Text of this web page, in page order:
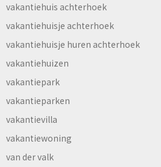
vakantiehuis achterhoek
vakantiehuisje achterhoek
vakantiehuisje huren achterhoek
vakantiehuizen
vakantiepark
vakantieparken
vakantievilla
vakantiewoning
van der valk